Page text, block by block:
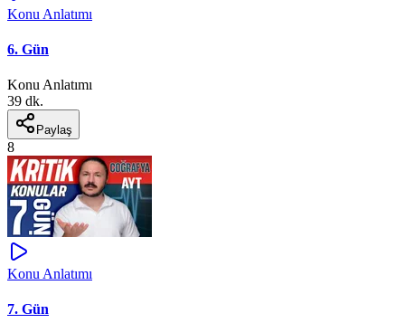
Konu Anlatımı
6. Gün
Konu Anlatımı
39 dk.
Paylaş
8
Konu Anlatımı
7. Gün